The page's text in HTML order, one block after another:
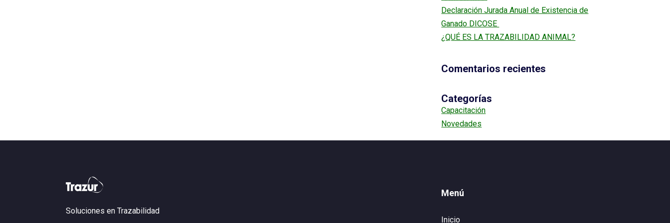
Declaración Jurada Anual de Existencia de
Ganado DICOSE
¿QUÉ ES LA TRAZABILIDAD ANIMAL?
Comentarios recientes
Categorías
Capacitación
Novedades
Soluciones en Trazabilidad
Menú
Inicio